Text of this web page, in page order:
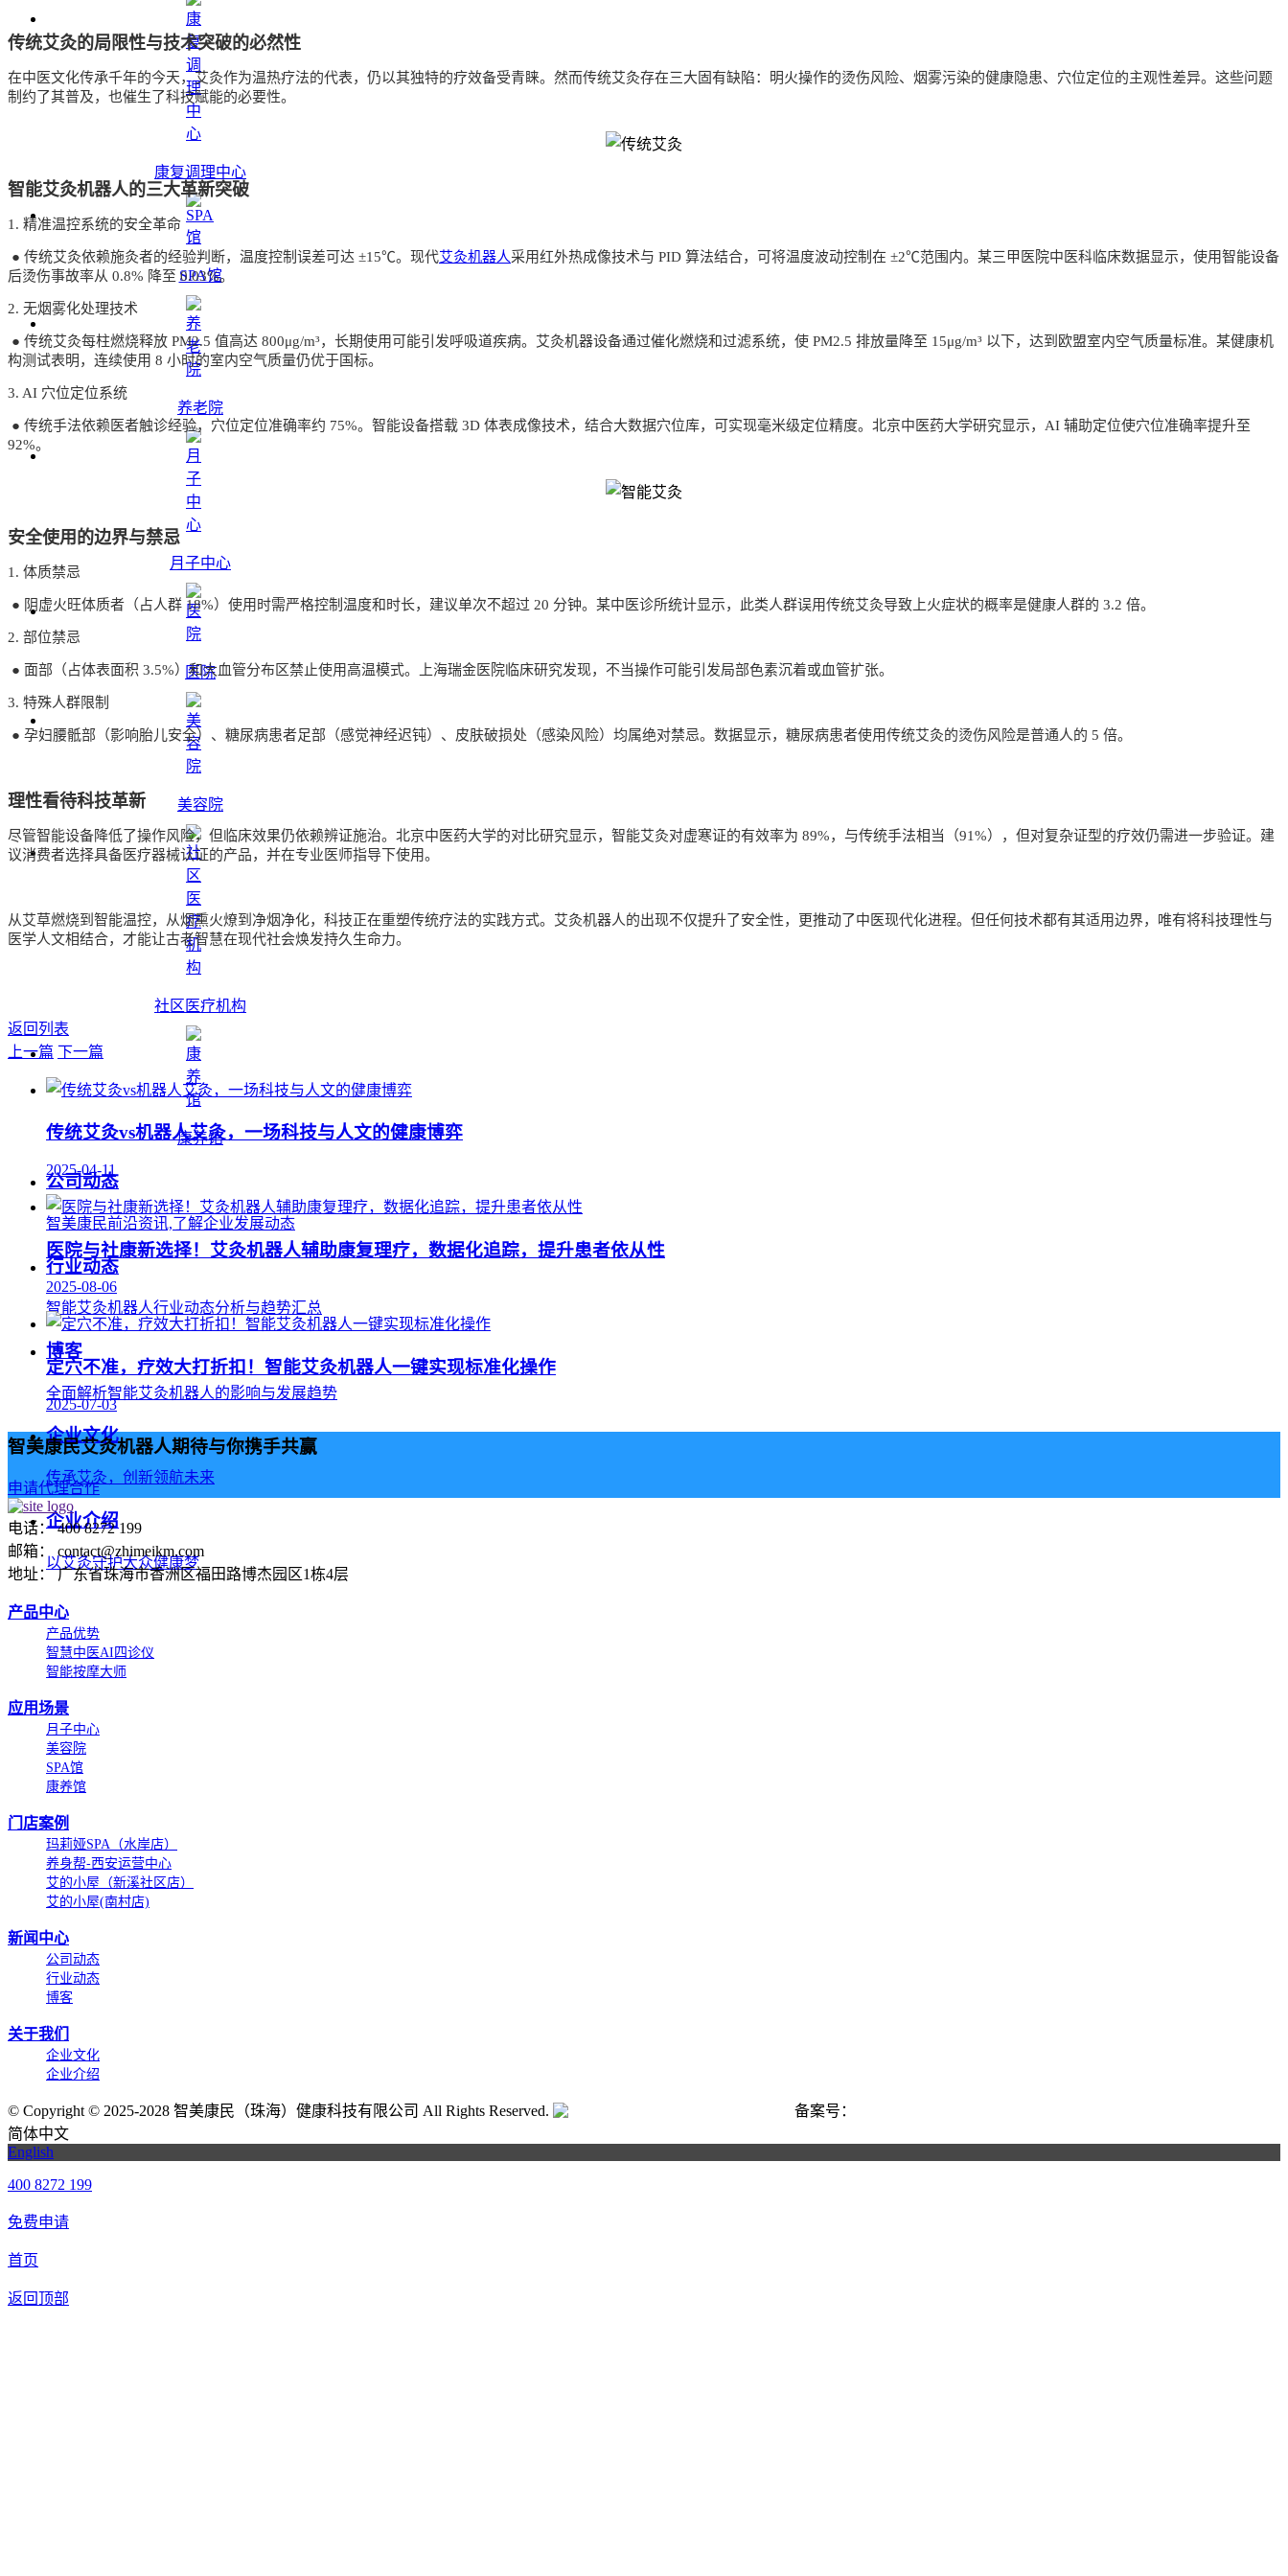
康复调理中心
SPA馆
养老院
月子中心
医院
美容院
社区医疗机构
康养馆
公司动态
智美康民前沿资讯,了解企业发展动态
行业动态
智能艾灸机器人行业动态分析与趋势汇总
博客
全面解析智能艾灸机器人的影响与发展趋势
企业文化
传承艾灸，创新领航未来
企业介绍
以艾灸守护大众健康梦
传统艾灸的局限性与技术突破的必然性
在中医文化传承千年的今天，艾灸作为温热疗法的代表，仍以其独特的疗效备受青睐。然而传统艾灸存在三大固有缺陷：明火操作的烫伤风险、烟雾污染的健康隐患、穴位定位的主观性差异。这些问题
制约了其普及，也催生了科技赋能的必要性。
智能艾灸机器人的三大革新突破
1. 精准温控系统的安全革命
● 传统艾灸依赖施灸者的经验判断，温度控制误差可达 ±15℃。现代艾灸机器人采用红外热成像技术与 PID 算法结合，可将温度波动控制在 ±2℃范围内。某三甲医院中医科临床数据显示，使用智能设备
后烫伤事故率从 0.8% 降至 0.03%。
2. 无烟雾化处理技术
● 传统艾灸每柱燃烧释放 PM2.5 值高达 800μg/m³，长期使用可能引发呼吸道疾病。艾灸机器设备通过催化燃烧和过滤系统，使 PM2.5 排放量降至 15μg/m³ 以下，达到欧盟室内空气质量标准。某健康机
构测试表明，连续使用 8 小时的室内空气质量仍优于国标。
3. AI 穴位定位系统
● 传统手法依赖医者触诊经验，穴位定位准确率约 75%。智能设备搭载 3D 体表成像技术，结合大数据穴位库，可实现毫米级定位精度。北京中医药大学研究显示，AI 辅助定位使穴位准确率提升至
92%。
安全使用的边界与禁忌
1. 体质禁忌
● 阴虚火旺体质者（占人群 18%）使用时需严格控制温度和时长，建议单次不超过 20 分钟。某中医诊所统计显示，此类人群误用传统艾灸导致上火症状的概率是健康人群的 3.2 倍。
2. 部位禁忌
● 面部（占体表面积 3.5%）和大血管分布区禁止使用高温模式。上海瑞金医院临床研究发现，不当操作可能引发局部色素沉着或血管扩张。
3. 特殊人群限制
● 孕妇腰骶部（影响胎儿安全）、糖尿病患者足部（感觉神经迟钝）、皮肤破损处（感染风险）均属绝对禁忌。数据显示，糖尿病患者使用传统艾灸的烫伤风险是普通人的 5 倍。
理性看待科技革新
尽管智能设备降低了操作风险，但临床效果仍依赖辨证施治。北京中医药大学的对比研究显示，智能艾灸对虚寒证的有效率为 89%，与传统手法相当（91%），但对复杂证型的疗效仍需进一步验证。建
议消费者选择具备医疗器械认证的产品，并在专业医师指导下使用。
从艾草燃烧到智能温控，从烟熏火燎到净烟净化，科技正在重塑传统疗法的实践方式。艾灸机器人的出现不仅提升了安全性，更推动了中医现代化进程。但任何技术都有其适用边界，唯有将科技理性与
医学人文相结合，才能让古老智慧在现代社会焕发持久生命力。
返回列表
上一篇 下一篇
传统艾灸vs机器人艾灸，一场科技与人文的健康博弈
2025-04-11
医院与社康新选择！艾灸机器人辅助康复理疗，数据化追踪，提升患者依从性
2025-08-06
定穴不准，疗效大打折扣！智能艾灸机器人一键实现标准化操作
2025-07-03
智美康民艾灸机器人期待与你携手共赢
申请代理合作
电话： 400 8272 199
邮箱： contact@zhimeikm.com
地址： 广东省珠海市香洲区福田路博杰园区1栋4层
产品中心
产品优势
智慧中医AI四诊仪
智能按摩大师
应用场景
月子中心
美容院
SPA馆
康养馆
门店案例
玛莉娅SPA（水岸店）
养身帮-西安运营中心
艾的小屋（新溪社区店）
艾的小屋(南村店)
新闻中心
公司动态
行业动态
博客
关于我们
企业文化
企业介绍
© Copyright © 2025-2028 智美康民（珠海）健康科技有限公司 All Rights Reserved. 备案号：
简体中文
English
400 8272 199
免费申请
首页
返回顶部